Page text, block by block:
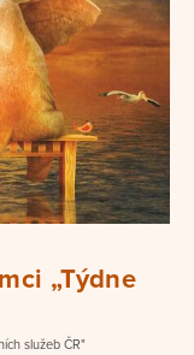
„Týdne
služeb ČR"